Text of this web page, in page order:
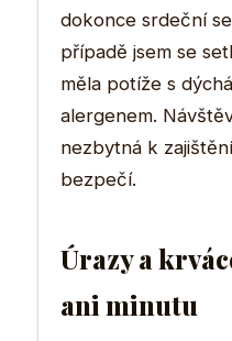
dokonce srdeční
případě jsem se
měla potíže s
alergenem.
nezbytná k
bezpečí.
Úrazy a
ani minutu